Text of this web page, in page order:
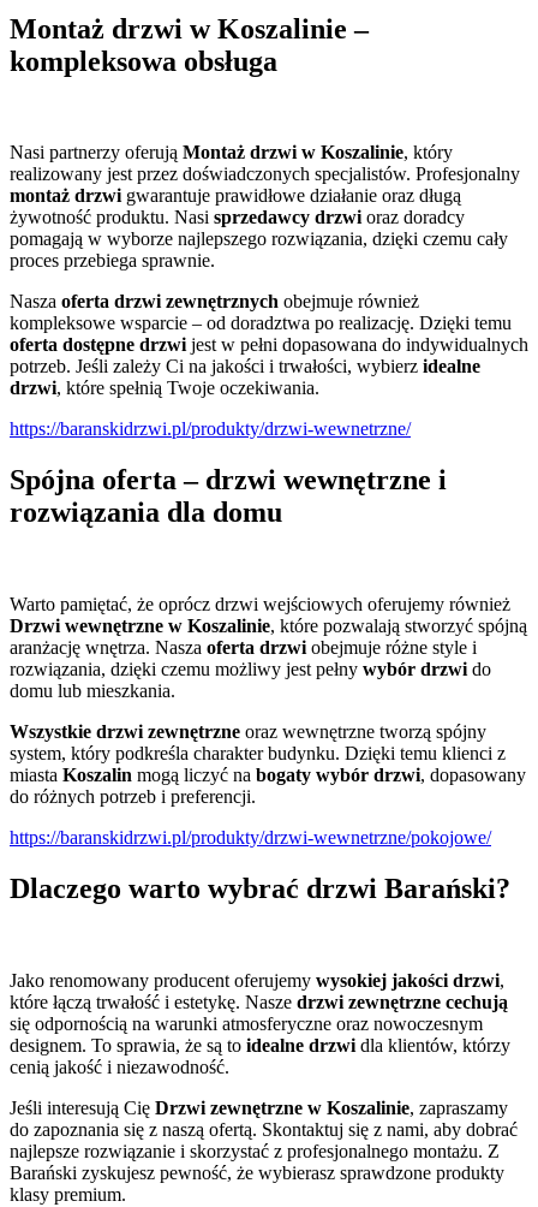
Montaż drzwi w Koszalinie –
kompleksowa obsługa
Nasi partnerzy oferują Montaż drzwi w Koszalinie, który
realizowany jest przez doświadczonych specjalistów. Profesjonalny
montaż drzwigwarantuje prawidłowe działanie oraz długą
żywotność produktu. Nasi sprzedawcy drzwioraz doradcy
pomagają w wyborze najlepszego rozwiązania, dzięki czemu cały
proces przebiega sprawnie.
Nasza oferta drzwi zewnętrznych obejmuje również
kompleksowe wsparcie – od doradztwa po realizację. Dzięki temu
oferta dostępne drzwijest w pełni dopasowana do indywidualnych
potrzeb. Jeśli zależy Ci na jakości i trwałości, wybierz idealne
drzwi, które spełnią Twoje oczekiwania.
https://baranskidrzwi.pl/produkty/drzwi-wewnetrzne/
Spójna oferta – drzwi wewnętrzne i
rozwiązania dla domu
Warto pamiętać, że oprócz drzwi wejściowych oferujemy również
Drzwi wewnętrzne w Koszalinie, które pozwalają stworzyć spójną
aranżację wnętrza. Nasza oferta drzwi obejmuje różne style i
rozwiązania, dzięki czemu możliwy jest pełny wybór drzwi do
domu lub mieszkania.
Wszystkie drzwi zewnętrzne oraz wewnętrzne tworzą spójny
system, który podkreśla charakter budynku. Dzięki temu klienci z
miasta Koszalin mogą liczyć na bogaty wybór drzwi, dopasowany
do różnych potrzeb i preferencji.
https://baranskidrzwi.pl/produkty/drzwi-wewnetrzne/pokojowe/
Dlaczego warto wybrać drzwi Barański?
Jako renomowany producent oferujemy wysokiej jakości drzwi,
które łączą trwałość i estetykę. Nasze drzwi zewnętrzne cechują
się odpornością na warunki atmosferyczne oraz nowoczesnym
designem. To sprawia, że są to idealne drzwi dla klientów, którzy
cenią jakość i niezawodność.
Jeśli interesują Cię Drzwi zewnętrzne w Koszalinie, zapraszamy
do zapoznania się z naszą ofertą. Skontaktuj się z nami, aby dobrać
najlepsze rozwiązanie i skorzystać z profesjonalnego montażu. Z
Barański zyskujesz pewność, że wybierasz sprawdzone produkty
klasy premium.